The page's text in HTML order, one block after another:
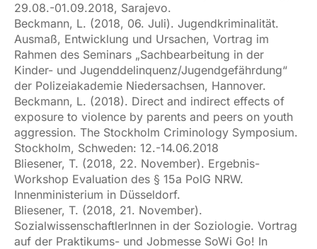
29.08.-01.09.2018, Sarajevo.
Beckmann, L. (2018, 06. Juli). Jugendkriminalität.
Ausmaß, Entwicklung und Ursachen, Vortrag im
Rahmen des Seminars „Sachbearbeitung in der
Kinder- und Jugenddelinquenz/Jugendgefährdung“
der Polizeiakademie Niedersachsen, Hannover.
Beckmann, L. (2018). Direct and indirect effects of
exposure to violence by parents and peers on youth
aggression. The Stockholm Criminology Symposium.
Stockholm, Schweden: 12.-14.06.2018
Bliesener, T. (2018, 22. November). Ergebnis-
Workshop Evaluation des § 15a PolG NRW.
Innenministerium in Düsseldorf.
Bliesener, T. (2018, 21. November).
SozialwissenschaftlerInnen in der Soziologie. Vortrag
auf der Praktikums- und Jobmesse SoWi Go! In